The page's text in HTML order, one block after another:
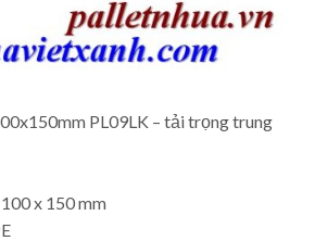
PL09LK – tải trọng trung
x 150 mm